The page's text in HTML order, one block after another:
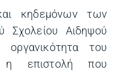
κηδεμόνων των
Σχολείου Αιδηψού
οργανικότητα του
η επιστολή που